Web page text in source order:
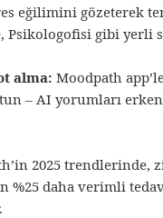
eğilimini gözeterek
Psikologofisi gibi yerli
alma: Moodpath
– AI yorumları
2025 trendlerinde,
%25 daha verimli